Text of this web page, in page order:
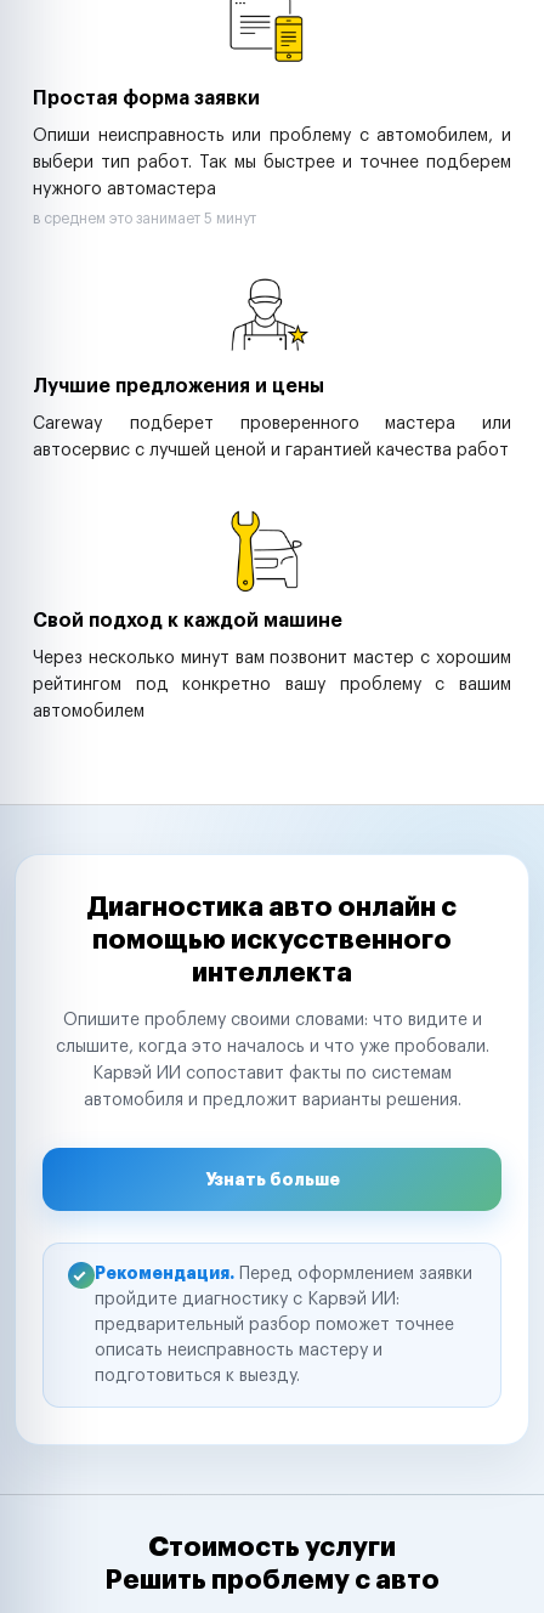
Простая форма заявки
Опиши неисправность или проблему с автомобилем, и
выбери тип работ. Так мы быстрее и точнее подберем
нужного автомастера
в среднем это занимает 5 минут
Лучшие предложения и цены
Careway подберет проверенного мастера или
автосервис с лучшей ценой и гарантией качества работ
Свой подход к каждой машине
Через несколько минут вам позвонит мастер с хорошим
рейтингом под конкретно вашу проблему с вашим
автомобилем
Диагностика авто онлайн с
помощью искусственного
интеллекта
Опишите проблему своими словами: что видите и
слышите, когда это началось и что уже пробовали.
Карвэй ИИ сопоставит факты по системам
автомобиля и предложит варианты решения.
Узнать больше
Рекомендация. Перед оформлением заявки
пройдите диагностику с Карвэй ИИ:
предварительный разбор поможет точнее
описать неисправность мастеру и
подготовиться к выезду.
Стоимость услуги
Решить проблему с авто